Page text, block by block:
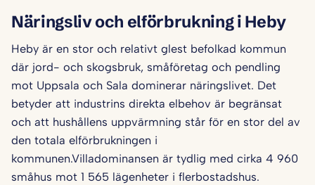
Näringsliv och elförbrukning i Heby
Heby är en stor och relativt glest befolkad kommun
där jord- och skogsbruk, småföretag och pendling
mot Uppsala och Sala dominerar näringslivet. Det
betyder att industrins direkta elbehov är begränsat
och att hushållens uppvärmning står för en stor del av
den totala elförbrukningen i
kommunen.Villadominansen är tydlig med cirka 4 960
småhus mot 1 565 lägenheter i flerbostadshus.